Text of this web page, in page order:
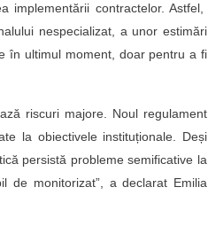
contractelor. Astfel,
nespecializat, a unor estimări
în ultimul moment, doar pentru a fi
riscuri majore. Noul regulament
la obiectivele instituționale. Deși
persistă probleme semificative la
de monitorizat”, a declarat Emilia